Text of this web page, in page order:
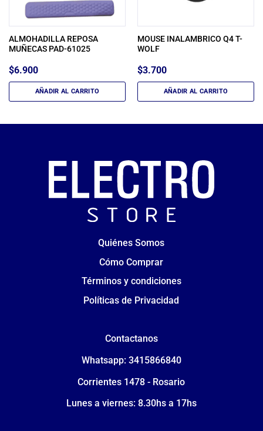
ALMOHADILLA REPOSA
MUÑECAS PAD-61025
$6.900
AÑADIR AL CARRITO
MOUSE INALAMBRICO Q4 T-
WOLF
$3.700
AÑADIR AL CARRITO
Quiénes Somos
Cómo Comprar
Términos y condiciones
Políticas de Privacidad
Contactanos
Whatsapp: 3415866840
Corrientes 1478 - Rosario
Lunes a viernes: 8.30hs a 17hs